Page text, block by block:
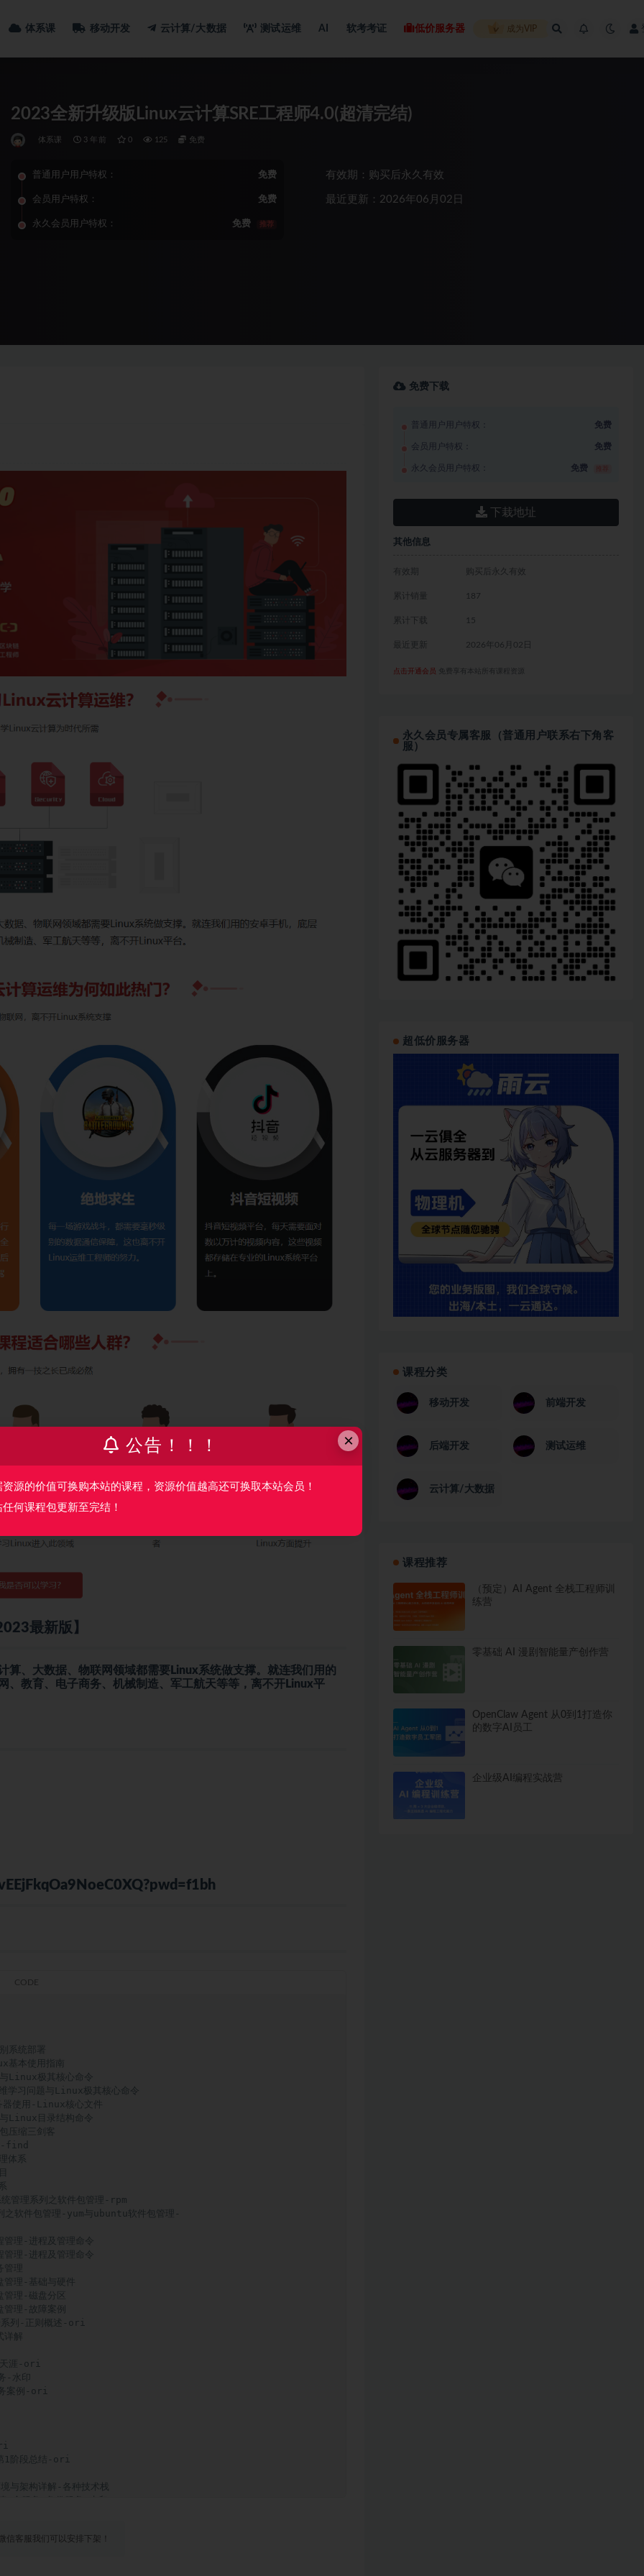
体系课 移动开发 云计算/大数据 测试运维 AI 软考考证 低价服务器 成为VIP
2023全新升级版Linux云计算SRE工程师4.0(超清完结)
体系课 3 年前 0 125 免费
普通用户用户特权： 免费
会员用户特权： 免费
永久会员用户特权： 免费 推荐
有效期：购买后永久有效
最近更新：2026年06月02日
最新版】
、大数据、物联网领域都需要Linux系统做支撑。就连我们用的
、教育、电子商务、机械制造、军工航天等等，离不开Linux平
统部署
本使用指南
Linux极其核心命令
习问题与Linux极其核心命令
使用-Linux核心文件
Linux目录结构命令
缩三剑客
find
体系
理系列之软件包管理-rpm
件包管理-yum与ubuntu软件包管理-
理-进程及管理命令
理-进程及管理命令
理
理-基础与硬件
理-磁盘分区
理-故障案例
列-正则概述-ori
解
天涯-ori
-水印
案例-ori
1阶段总结-ori
架构详解-各种技术栈
服务-备份服务-水印
个服务-实时同步服务-
客服我们可以安排下架！
免费下载
普通用户用户特权： 免费
会员用户特权： 免费
永久会员用户特权： 免费
下栽地址
其他信息
有效期 购买后永久有效
累计销量 187
累计下载 15
最近更新 2026年06月02日
点击开通会员 免费享有本站所有课程资源
永久会员专属客服（普通用户联系右下角客
服）
超低价服务器
课程分类
移动开发 前端开发
后端开发 测试运维
云计算/大数据
课程推荐
（预定）AI Agent 全栈工程师训
练营
零基础 AI 漫剧智能量产创作营
OpenClaw Agent 从0到1打造你
的数字AI员工
企业级AI编程实战营
×
公告！！！
资源的价值可换购本站的课程，资源价值越高还可换取本站会员！
任何课程包更新至完结！